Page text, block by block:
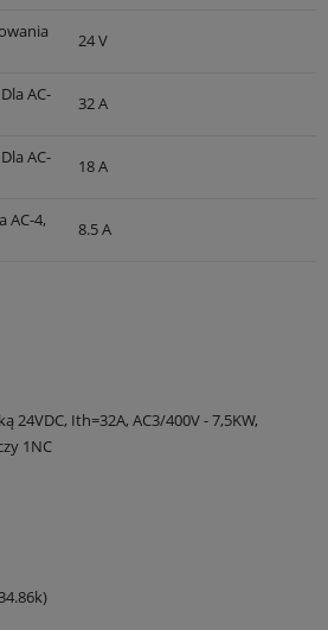
24 V
AC-
32 A
AC-
18 A
AC-4,
8.5 A
24VDC, Ith=32A, AC3/400V - 7,5KW,
1NC